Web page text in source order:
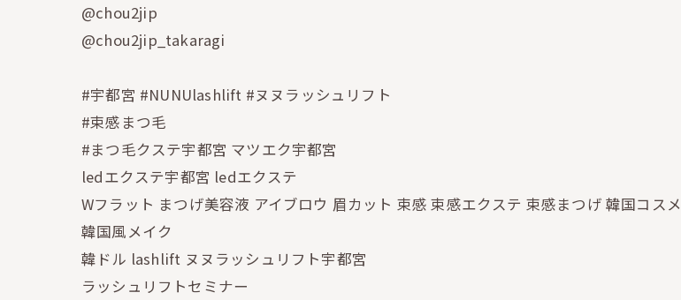
@chou2jip
@chou2jip_takaragi
#宇都宮 #NUNUlashlift #ヌヌラッシュリフト
#束感まつ毛
#まつ毛クステ宇都宮 マツエク宇都宮
ledエクステ宇都宮 ledエクステ
Wフラット まつげ美容液 アイブロウ 眉カット 束感 束感エクステ 束感まつげ 韓国コスメ
韓国風メイク
韓ドル lashlift ヌヌラッシュリフト宇都宮
ラッシュリフトセミナー